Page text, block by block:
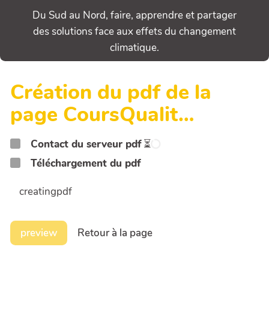
Du Sud au Nord, faire, apprendre et partager
des solutions face aux effets du changement
climatique.
Création du pdf de la
page CoursQualit…
Contact du serveur pdf ⏳
Téléchargement du pdf
creatingpdf
preview Retour à la page